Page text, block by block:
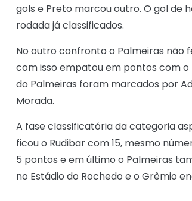
gols e Preto marcou outro. O gol de
rodada já classificados.
No outro confronto o Palmeiras não
com isso empatou em pontos com o
do Palmeiras foram marcados por
Morada.
A fase classificatória da categoria
ficou o Rudibar com 15, mesmo
5 pontos e em último o Palmeiras
no Estádio do Rochedo e o Grêmio